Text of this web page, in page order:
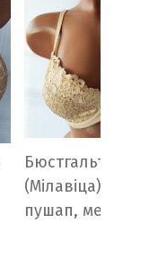
Бюстгальтер
(Мілавіца) 10669 -
пушап,